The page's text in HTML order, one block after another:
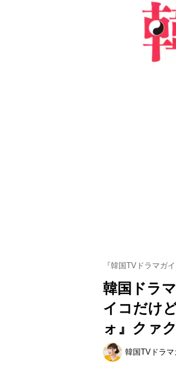
『韓国TVドラマガ
韓国ドラ
イコだけ
ォ』クァ
韓国TVドラ